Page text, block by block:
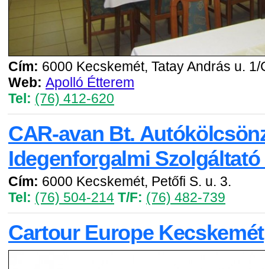
Cím: 6000 Kecskemét, Tatay András u. 1/
Web: Apolló Étterem
Tel: (76) 412-620
CAR-avan Bt.
Idegenforgalmi Szolgáltató
Cím: 6000 Kecskemét, Petőfi S. u. 3.
Tel: (76) 504-214 T/F: (76) 482-739
Cartour Europe Kecskemét